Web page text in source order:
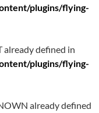
plugins/flying-
already defined in
plugins/flying-
already defined